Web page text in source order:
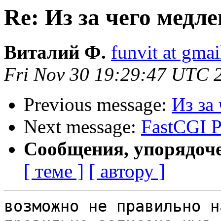
Re: Из за чего
Виталий Ф. funvit at
Fri Nov 30 19:29:47 UTC
Previous message: Из за
Next message: FastCGI
Сообщения,
[ теме ] [ автору ]
возможно не правильно